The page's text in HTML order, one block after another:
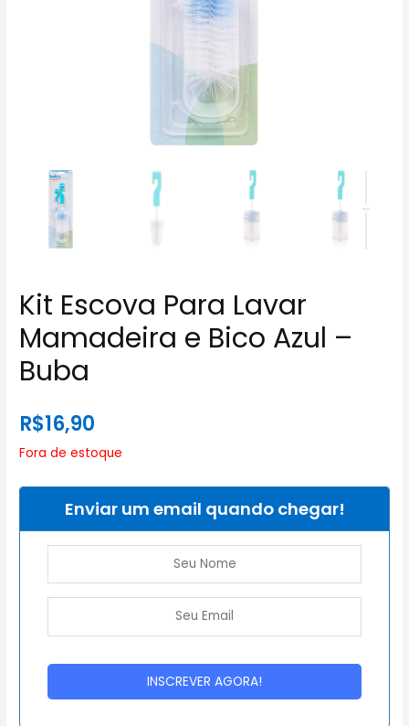
Kit Escova Para Lavar
Mamadeira e Bico Azul –
Buba
R$16,90
Fora de estoque
Enviar um email quando chegar!